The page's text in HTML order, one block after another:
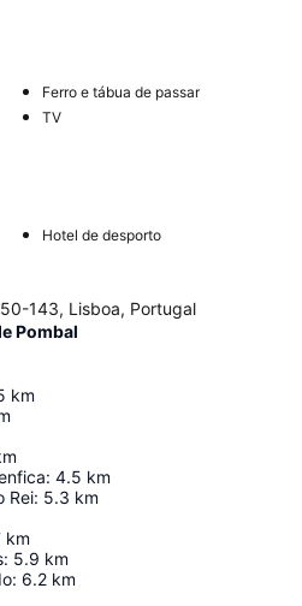
Ferro e tábua de passar
TV
Hotel de desporto
143, Lisboa, Portugal
Pombal
km
: 4.5 km
Rei: 5.3 km
km
: 5.9 km
: 6.2 km